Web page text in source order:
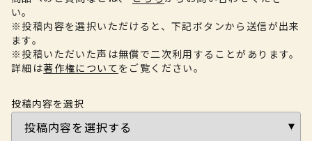
い。
※投稿内容を選択いただけると、下記ボタンから送信が出来
ます。
※投稿いただいた声は無償で二次利用することがあります。
詳細は著作権について をご覧ください。
投稿内容を選択